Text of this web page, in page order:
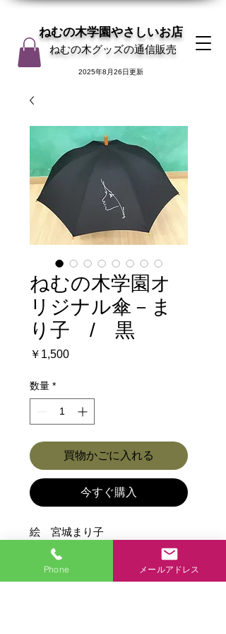
ねむの木学園やさしいお店
ねむの木グッズの通信販売
2025年8月26日更新
ねむの木学園オ
リジナル傘－ま
り子 / 黒
￥1,500価
数量 *
買物かごに入れる
今すぐ購入
絵 宮城まり子
重さ：280ｇ
Phone メールアドレス